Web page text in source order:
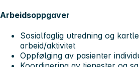
Arbeidsoppgaver
Sosialfaglig utredning og
arbeid/aktivitet
Oppfølging av pasienter